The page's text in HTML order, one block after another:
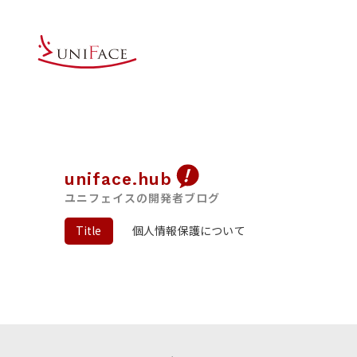
uniface.hub
ユニフェイスの開発者ブログ
Title 個人情報保護について